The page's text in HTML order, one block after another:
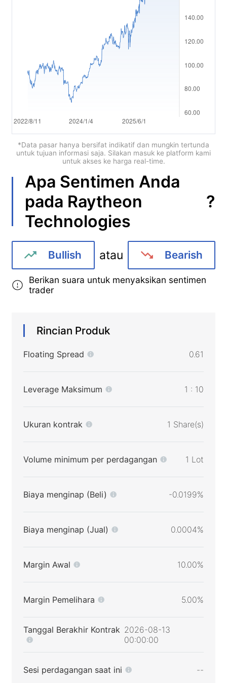
한국어
Tiếng việt
Bahasa Indonesia
*Data pasar hanya bersifat indikatif dan mungkin tertunda
untuk tujuan informasi saja. Silakan masuk ke platform kami
untuk akses ke harga real-time.
Apa Sentimen Anda
pada Raytheon
Technologies
?
Bullish atau Bearish
Berikan suara untuk menyaksikan sentimen
trader
Rincian Produk
Floating Spread 0.61
Leverage Maksimum 1 : 10
Ukuran kontrak 1 Share(s)
Volume minimum per perdagangan 1 Lot
Biaya menginap (Beli) -0.0199%
Biaya menginap (Jual) 0.0004%
Margin Awal 10.00%
Margin Pemelihara 5.00%
Tanggal Berakhir Kontrak 2026-08-13
00:00:00
Sesi perdagangan saat ini --